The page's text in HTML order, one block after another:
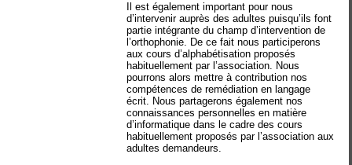
Il est également important pour nous
d’intervenir auprès des adultes puisqu’ils font
partie intégrante du champ d’intervention de
l’orthophonie. De ce fait nous participerons
aux cours d’alphabétisation proposés
habituellement par l’association. Nous
pourrons alors mettre à contribution nos
compétences de remédiation en langage
écrit. Nous partagerons également nos
connaissances personnelles en matière
d’informatique dans le cadre des cours
habituellement proposés par l’association aux
adultes demandeurs.